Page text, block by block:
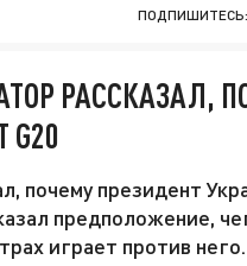
ПОДПИШИТЕСЬ:
РАССКАЗАЛ,
почему президент
предположение,
играет против него.